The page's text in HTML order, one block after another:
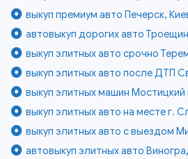
выкуп премиум авто Печерск,
автовыкуп дорогих авто
выкуп элитных авто срочно
выкуп элитных авто после ДТП
выкуп элитных машин Мостицкий
выкуп элитных авто на месте г.
выкуп элитных авто с выездом
автовыкуп элитных авто